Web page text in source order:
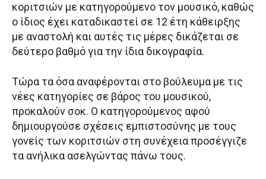
κοριτσιών με κατηγορούμενο τον μουσικό, καθώς
ο ίδιος έχει καταδικαστεί σε 12 έτη κάθειρξης
με αναστολή και αυτές τις μέρες δικάζεται σε
δεύτερο βαθμό για την ίδια δικογραφία.
Τώρα τα όσα αναφέρονται στο βούλευμα με τις
νέες κατηγορίες σε βάρος του μουσικού,
προκαλούν σοκ. Ο κατηγορούμενος αφού
δημιουργούσε σχέσεις εμπιστοσύνης με τους
γονείς των κοριτσιών στη συνέχεια προσέγγιζε
τα ανήλικα ασελγώντας πάνω τους.